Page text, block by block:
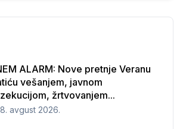
ALARM: Nove pretnje Veranu
vešanjem, javnom
žrtvovanjem...
8. avgust 2026.